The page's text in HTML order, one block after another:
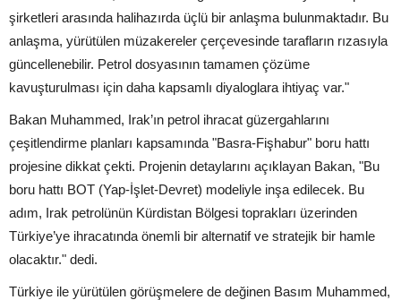
şirketleri arasında halihazırda üçlü bir anlaşma bulunmaktadır. Bu
anlaşma, yürütülen müzakereler çerçevesinde tarafların rızasıyla
güncellenebilir. Petrol dosyasının tamamen çözüme
kavuşturulması için daha kapsamlı diyaloglara ihtiyaç var."
Bakan Muhammed, Irak’ın petrol ihracat güzergahlarını
çeşitlendirme planları kapsamında "Basra-Fişhabur" boru hattı
projesine dikkat çekti. Projenin detaylarını açıklayan Bakan, "Bu
boru hattı BOT (Yap-İşlet-Devret) modeliyle inşa edilecek. Bu
adım, Irak petrolünün Kürdistan Bölgesi toprakları üzerinden
Türkiye’ye ihracatında önemli bir alternatif ve stratejik bir hamle
olacaktır." dedi.
Türkiye ile yürütülen görüşmelere de değinen Basım Muhammed,